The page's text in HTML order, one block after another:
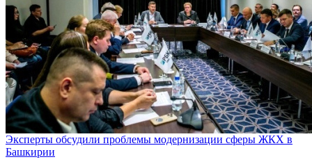
Эксперты обсудили проблемы модернизации сферы ЖКХ в
Башкирии